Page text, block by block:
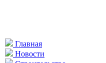
Главная
Новости